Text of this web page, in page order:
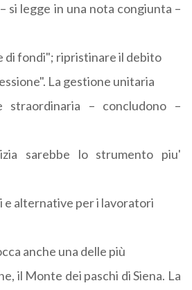
si legge in una nota congiunta –
di fondi"; ripristinare il debito
La gestione unitaria
straordinaria – concludono –
sarebbe lo strumento piu'
e alternative per i lavoratori
anche una delle più
il Monte dei paschi di Siena. La